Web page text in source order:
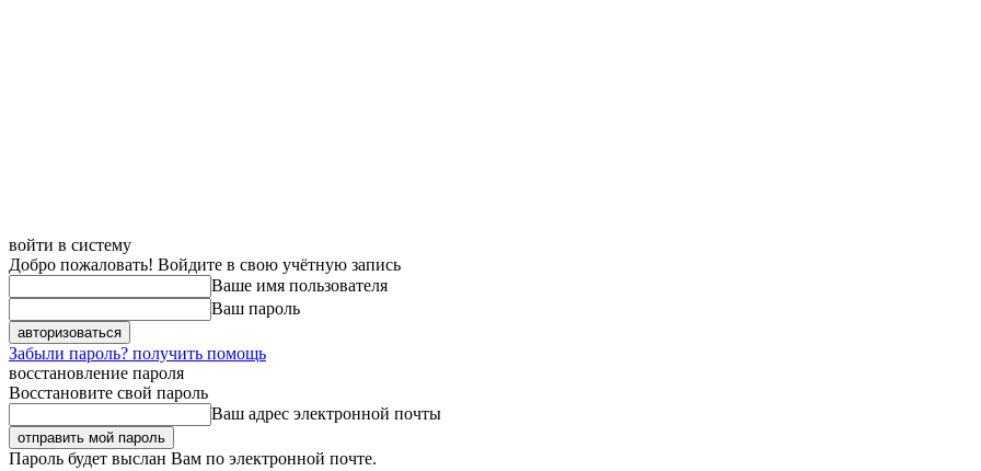
войти в систему
Добро пожаловать! Войдите в свою учётную запись
Ваше имя пользователя
Ваш пароль
Забыли пароль? получить помощь
восстановление пароля
Восстановите свой пароль
Ваш адрес электронной почты
Пароль будет выслан Вам по электронной почте.